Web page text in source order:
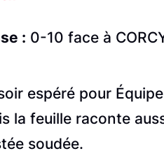
: 0-10 face à
espéré pour
la feuille raconte
soudée.